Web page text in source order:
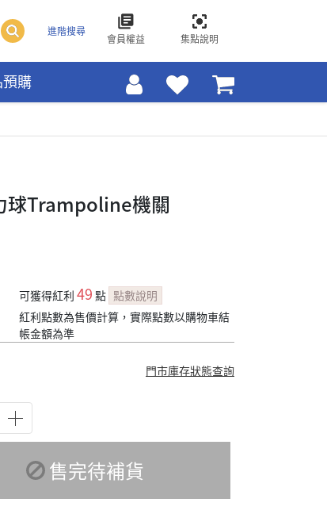
進階搜尋
會員權益 集點說明
購
球Trampoline機關
可獲得紅利 49 點 點數說明
紅利點數為售價計算，實際點數以購物車結
帳金額為準
門市庫存狀態查詢
售完待補貨